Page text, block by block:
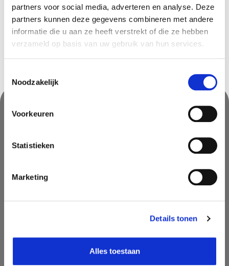
partners voor social media, adverteren en analyse. Deze
partners kunnen deze gegevens combineren met andere
informatie die u aan ze heeft verstrekt of die ze hebben
verzameld op basis van uw gebruik van hun services.
Noodzakelijk
Voorkeuren
Statistieken
Marketing
Details tonen
Alles toestaan
Saint-Georges In stock
Mis geen enkele aanbieding, inspirerende tip of nieuwsbericht. Schrijf